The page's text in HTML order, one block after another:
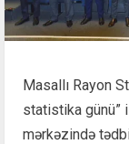
Masallı Rayon
statistika günü”
mərkəzində